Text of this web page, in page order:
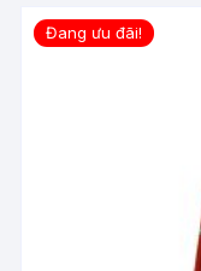
Đang ưu đãi!